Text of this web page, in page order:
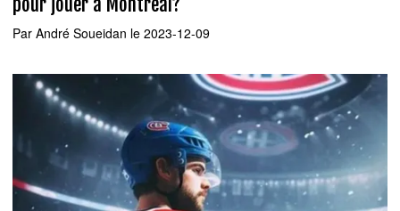
Par André Soueidan le 2023-12-09